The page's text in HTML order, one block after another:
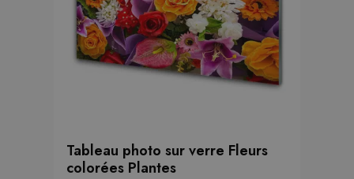
Tableau photo sur verre Fleurs
colorées Plantes